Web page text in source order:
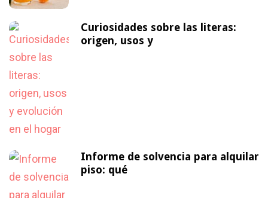
Curiosidades sobre las literas:
origen, usos y
Informe de solvencia para alquilar
piso: qué